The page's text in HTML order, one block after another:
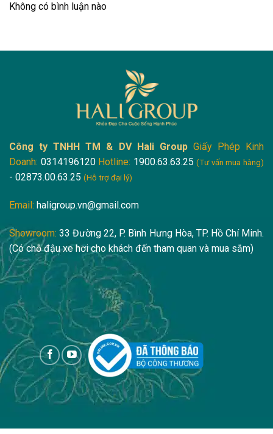
Không có bình luận nào
Công ty TNHH TM & DV Hali Group Giấy Phép Kinh
Doanh: 0314196120 Hotline: 1900.63.63.25 (Tư vấn mua hàng)
- 02873.00.63.25 (Hỗ trợ đại lý)
Email: haligroup.vn@gmail.com
Showroom: 33 Đường 22, P. Bình Hưng Hòa, TP. Hồ Chí Minh.
(Có chỗ đậu xe hơi cho khách đến tham quan và mua sắm)